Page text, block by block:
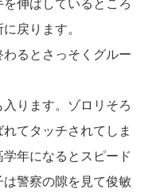
伸ばしているところ
戻ります。
るとさっそくグルー
ります。ゾロリそろ
てタッチされてしま
年になるとスピード
警察の隙を見て俊敏